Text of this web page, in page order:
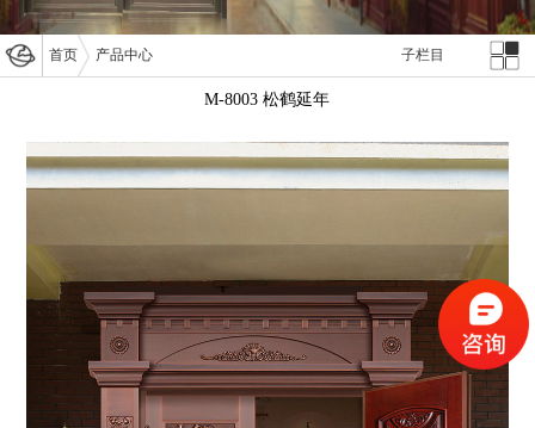
首页 产品中心 子栏目
M-8003 松鹤延年